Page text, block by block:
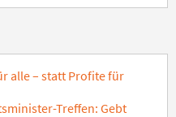
alle – statt Profite für
Treffen: Gebt